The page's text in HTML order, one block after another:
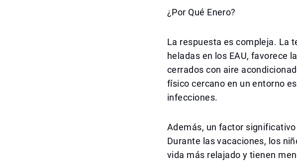
¿Por Qué Enero?
La respuesta es compleja. La
heladas en los EAU, favorece
cerrados con aire
físico cercano en un entorno
infecciones.
Además, un factor
Durante las vacaciones, los
vida más relajado y tienen